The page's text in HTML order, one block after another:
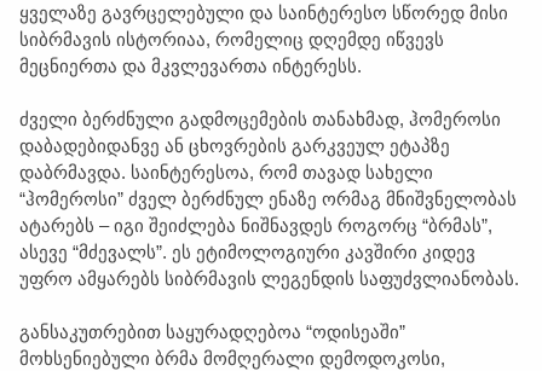
ყველაზე გავრცელებული და საინტერესო სწორედ მისი
სიბრმავის ისტორიაა, რომელიც დღემდე იწვევს
მეცნიერთა და მკვლევართა ინტერესს.
ძველი ბერძნული გადმოცემების თანახმად, ჰომეროსი
დაბადებიდანვე ან ცხოვრების გარკვეულ ეტაპზე
დაბრმავდა. საინტერესოა, რომ თავად სახელი
“ჰომეროსი” ძველ ბერძნულ ენაზე ორმაგ მნიშვნელობას
ატარებს – იგი შეიძლება ნიშნავდეს როგორც “ბრმას”,
ასევე “მძევალს”. ეს ეტიმოლოგიური კავშირი კიდევ
უფრო ამყარებს სიბრმავის ლეგენდის საფუძვლიანობას.
განსაკუთრებით საყურადღებოა “ოდისეაში”
მოხსენიებული ბრმა მომღერალი დემოდოკოსი,